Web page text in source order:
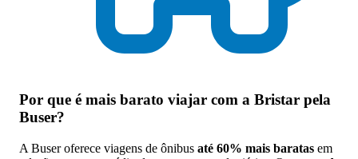
Por que é mais barato viajar com a Bristar pela
Buser?
A Buser oferece viagens de ônibus até 60% mais baratas em